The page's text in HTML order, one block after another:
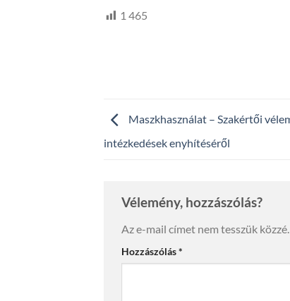
1 465
Maszkhasználat – Szakértői
intézkedések enyhítéséről
Vélemény, hozzászólás?
Az e-mail címet nem tesszük közzé.
Hozzászólás*